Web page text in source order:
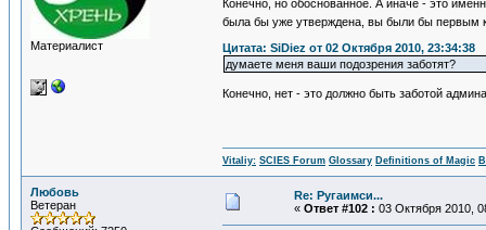
Материалист
Конечно, но обоснованное. А иначе - это
была бы уже утверждена, вы были бы первым
Цитата: SiDiеz от 02 Октября 2010, 23:34:38
думаете меня ваши подозрения заботят?
Конечно, нет - это должно быть заботой
Vitaliy: SCIES Forum Glossary Definitions of Magic
Любовь
Ветеран
Re: Ругаимси...
« Ответ #102 : 03 Октября 2010,